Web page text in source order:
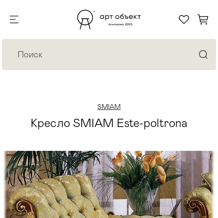
SMIAM
Кресло SMIAM Este-poltrona